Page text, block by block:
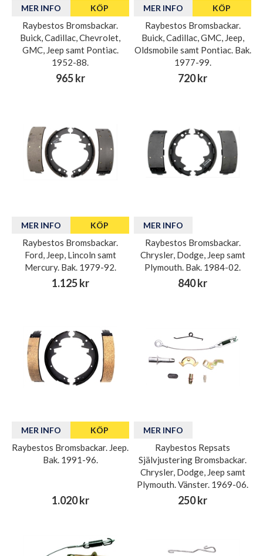
MER INFO KÖP
Raybestos Bromsbackar.
Buick, Cadillac, Chevrolet,
GMC, Jeep samt Pontiac.
1952-88.
965 kr
MER INFO KÖP
Raybestos Bromsbackar.
Buick, Cadillac, GMC, Jeep,
Oldsmobile samt Pontiac. Bak.
1977-99.
720 kr
MER INFO KÖP
Raybestos Bromsbackar.
Ford, Jeep, Lincoln samt
Mercury. Bak. 1979-92.
1.125 kr
MER INFO
Raybestos Bromsbackar.
Chrysler, Dodge, Jeep samt
Plymouth. Bak. 1984-02.
840 kr
MER INFO KÖP
Raybestos Bromsbackar. Jeep.
Bak. 1991-96.
1.020 kr
MER INFO
Raybestos Repsats
Självjustering Bromsbackar.
Chrysler, Dodge, Jeep samt
Plymouth. Vänster. 1969-06.
250 kr